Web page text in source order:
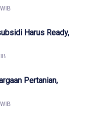
Harus Ready,
Pertanian,